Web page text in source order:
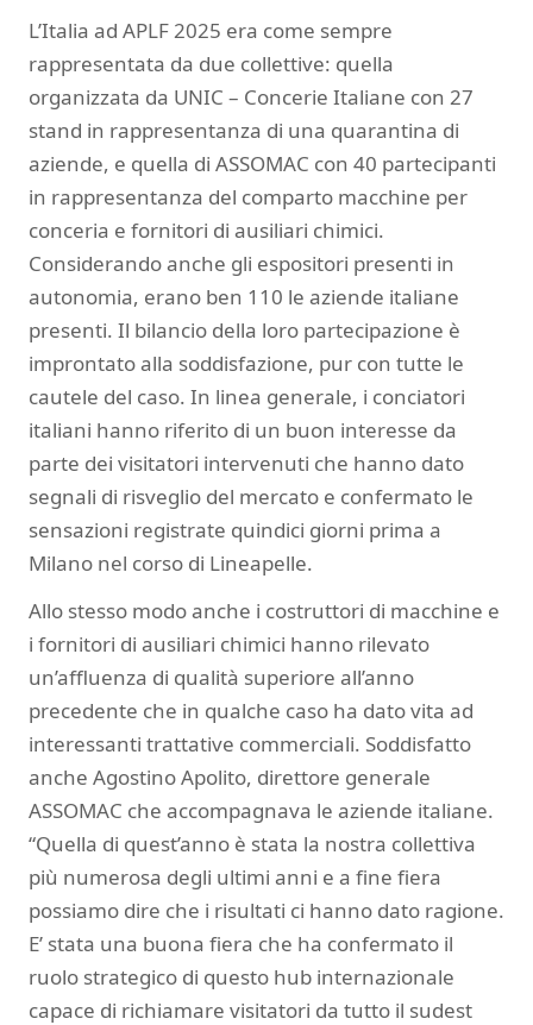
L’Italia ad APLF 2025 era come sempre
rappresentata da due collettive: quella
organizzata da UNIC – Concerie Italiane con 27
stand in rappresentanza di una quarantina di
aziende, e quella di ASSOMAC con 40 partecipanti
in rappresentanza del comparto macchine per
conceria e fornitori di ausiliari chimici.
Considerando anche gli espositori presenti in
autonomia, erano ben 110 le aziende italiane
presenti. Il bilancio della loro partecipazione è
improntato alla soddisfazione, pur con tutte le
cautele del caso. In linea generale, i conciatori
italiani hanno riferito di un buon interesse da
parte dei visitatori intervenuti che hanno dato
segnali di risveglio del mercato e confermato le
sensazioni registrate quindici giorni prima a
Milano nel corso di Lineapelle.
Allo stesso modo anche i costruttori di macchine e
i fornitori di ausiliari chimici hanno rilevato
un’affluenza di qualità superiore all’anno
precedente che in qualche caso ha dato vita ad
interessanti trattative commerciali. Soddisfatto
anche Agostino Apolito, direttore generale
ASSOMAC che accompagnava le aziende italiane.
“Quella di quest’anno è stata la nostra collettiva
più numerosa degli ultimi anni e a fine fiera
possiamo dire che i risultati ci hanno dato ragione.
E’ stata una buona fiera che ha confermato il
ruolo strategico di questo hub internazionale
capace di richiamare visitatori da tutto il sudest